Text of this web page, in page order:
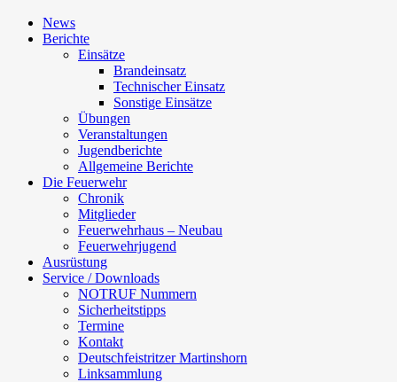
News
Berichte
Einsätze
Brandeinsatz
Technischer Einsatz
Sonstige Einsätze
Übungen
Veranstaltungen
Jugendberichte
Allgemeine Berichte
Die Feuerwehr
Chronik
Mitglieder
Feuerwehrhaus – Neubau
Feuerwehrjugend
Ausrüstung
Service / Downloads
NOTRUF Nummern
Sicherheitstipps
Termine
Kontakt
Deutschfeistritzer Martinshorn
Linksammlung